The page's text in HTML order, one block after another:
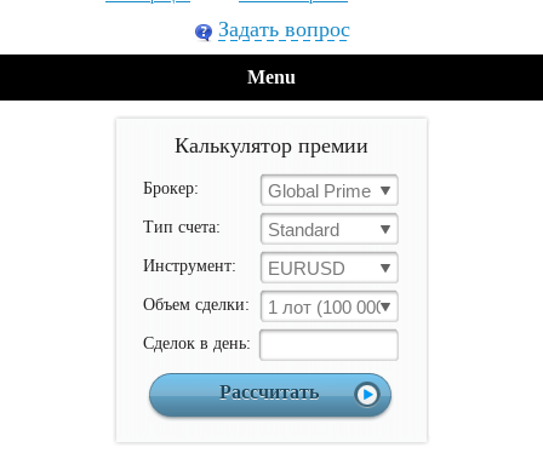
Задать вопрос
Menu
Калькулятор премии
Брокер: Global Prime
Тип счета: Standard
Инструмент: EURUSD
Объем сделки: 1 лот (100 000 ед)
Cделок в день: